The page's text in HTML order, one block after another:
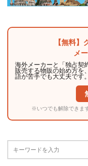
【無料
メ
海外メーカーと「独占契
販売する物販の始め方を
語が苦手でも大丈夫です。
※いつでも解除できま